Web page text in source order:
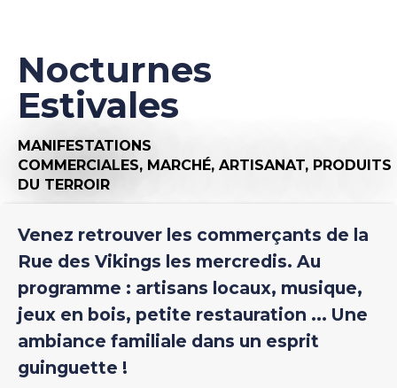
Nocturnes
Estivales
MANIFESTATIONS
COMMERCIALES, MARCHÉ, ARTISANAT, PRODUITS
DU TERROIR
Venez retrouver les commerçants de la
Rue des Vikings les mercredis. Au
programme : artisans locaux, musique,
jeux en bois, petite restauration ... Une
ambiance familiale dans un esprit
guinguette !